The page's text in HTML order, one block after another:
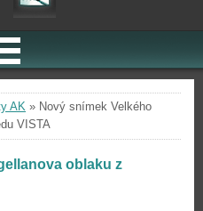
AK » Nový snímek Velkého
VISTA
oblaku z